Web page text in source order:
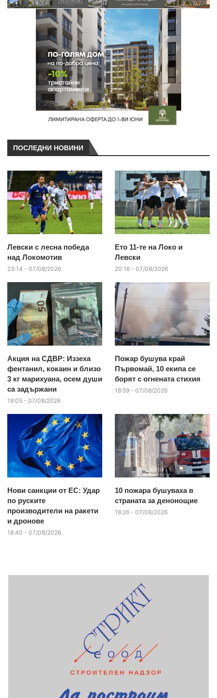
ПОСЛЕДНИ НОВИНИ
Левски с лесна победа
над Локомотив
23:14 - 07/08/2026
Ето 11-те на Локо и
Левски
20:16 - 07/08/2026
Акция на СДВР: Иззеха
фентанил, кокаин и близо
3 кг марихуана, осем души
са задържани
19:05 - 07/08/2026
Пожар бушува край
Първомай, 10 екипа се
борят с огнената стихия
18:59 - 07/08/2026
Нови санкции от ЕС: Удар
по руските
производители на ракети
и дронове
18:40 - 07/08/2026
10 пожара бушуваха в
страната за денонощие
18:26 - 07/08/2026